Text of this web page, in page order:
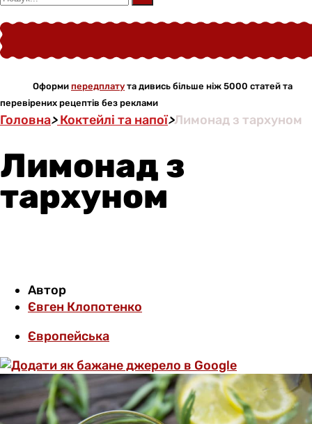
Оформи передплату та дивись більше ніж 5000 статей та
перевірених рецептів без реклами
Головна>Коктейлі та напої>Лимонад з тархуном
Лимонад з
тархуном
Автор
Євген Клопотенко
Європейська